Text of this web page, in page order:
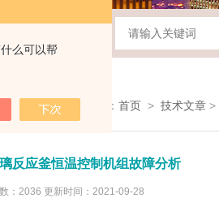
么可以帮
您现在的位置： 首页 > 技术文章 >
反应釜恒温控制机组故障分析
：2036 更新时间：2021-09-28